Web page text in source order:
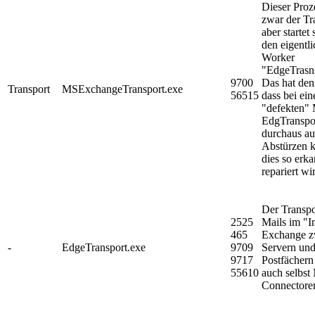
Transport MSExchangeTransport.exe
9700
56515
Dieser
zwar der
aber startet
den
Worker
Das hat
dass bei
"defekten"
durchaus
Abstürzen
dies so
repariert
- EdgeTransport.exe
2525
465
9709
9717
55610
Der
Mails im
Exchange
Servern und
auch selbst